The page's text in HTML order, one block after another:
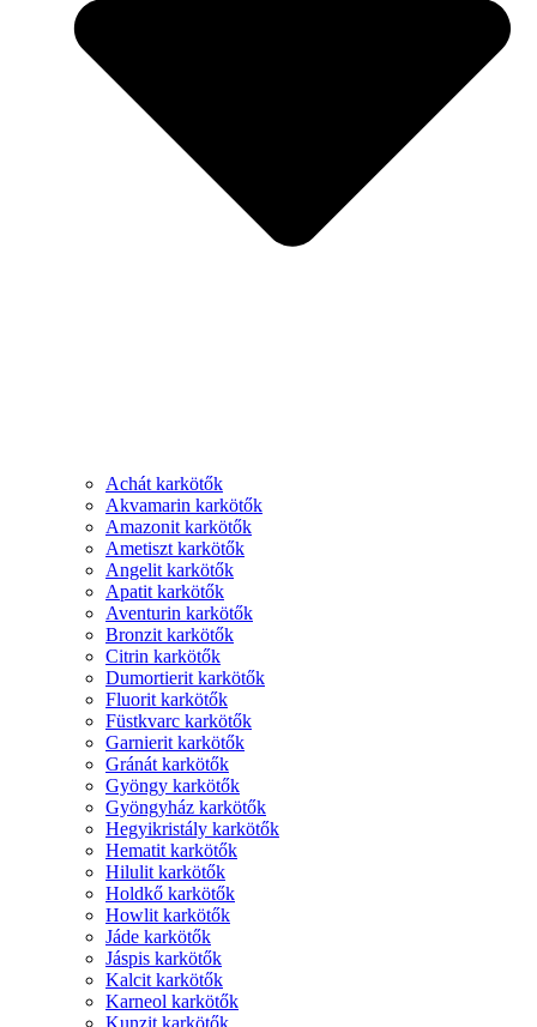
Achát karkötők
Akvamarin karkötők
Amazonit karkötők
Ametiszt karkötők
Angelit karkötők
Apatit karkötők
Aventurin karkötők
Bronzit karkötők
Citrin karkötők
Dumortierit karkötők
Fluorit karkötők
Füstkvarc karkötők
Garnierit karkötők
Gránát karkötők
Gyöngy karkötők
Gyöngyház karkötők
Hegyikristály karkötők
Hematit karkötők
Hilulit karkötők
Holdkő karkötők
Howlit karkötők
Jáde karkötők
Jáspis karkötők
Kalcit karkötők
Karneol karkötők